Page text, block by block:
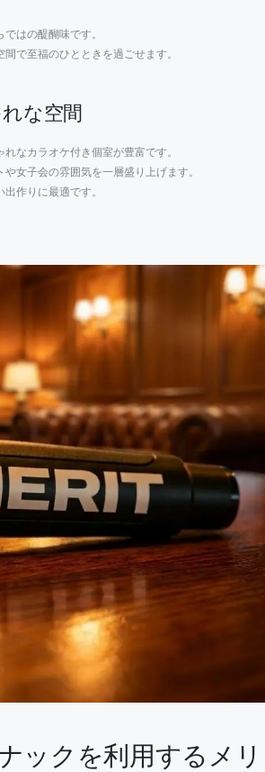
はの醍醐味です。
で至福のひとときを過ごせます。
な空間
なカラオケ付き個室が豊富です。
女子会の雰囲気を一層盛り上げます。
作りに最適です。
ックを利用するメリ